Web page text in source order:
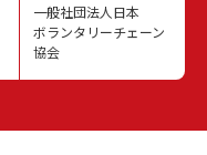
一般社団法人日本
ボランタリーチェーン
協会